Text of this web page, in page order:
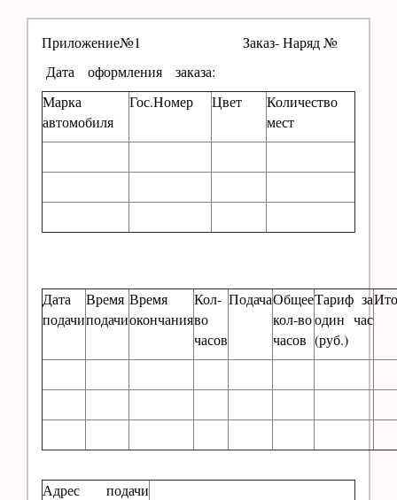
Приложение№1 Заказ- Наряд №
Дата оформления заказа:
Марка
автомобиля
Гос.Номер Цвет
Количество
мест
Дата
подачи
Время
подачи
Время
окончания
Кол-
во
часов
ПодачаОбщее
кол-во
часов
Тариф за
один час
(руб.)
Адрес подачи